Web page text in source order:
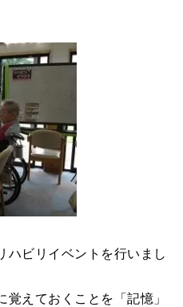
ハビリイベントを行いまし
えておくことを「記憶」